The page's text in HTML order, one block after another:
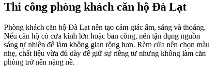
Thi công phòng khách căn hộ Đà Lạt
Phòng khách căn hộ Đà Lạt nên tạo cảm giác ấm, sáng và thoáng.
Nếu căn hộ có cửa kính lớn hoặc ban công, nên tận dụng nguồn
sáng tự nhiên để làm không gian rộng hơn. Rèm cửa nên chọn màu
nhẹ, chất liệu vừa đủ dày để giữ sự riêng tư nhưng không làm căn
phòng trở nên nặng nề.